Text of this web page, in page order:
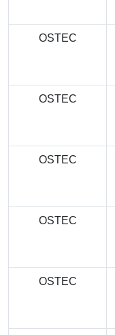
OSTEC
OSTEC
OSTEC
OSTEC
OSTEC